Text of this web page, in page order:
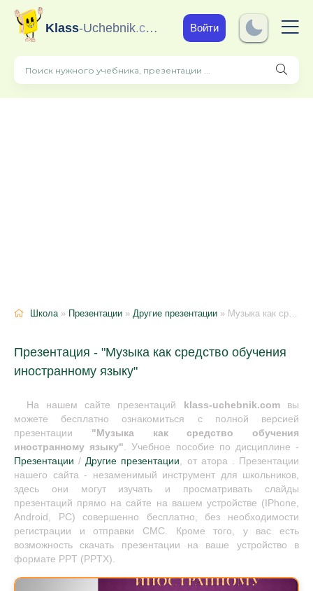
Klass-Uchebnik.com Войти
Школа» Презентации » Другие презентации » Музыка как средство обучения иностранному языку
Презентация - "Музыка как средство обучения
иностранному языку"
На нашем сайте презентаций klass-uchebnik.comвы
можете бесплатно ознакомиться с полной версией
презентации "Музыка как средство обучения
иностранному языку". Учебное пособие по дисциплине -
Презентации /Другие презентации, от атора . Презентации
нашего сайта - незаменимый инструмент для школьников,
здесь они могут изучать и просматривать слайды
презентаций прямо на сайте на вашем устройстве (IPhone,
Android, PC) совершенно бесплатно, без необходимости
регистрации и отправки СМС. Кроме того, у вас есть
возможность скачать презентации на ваше устройство в
формате PPT (PPTX).